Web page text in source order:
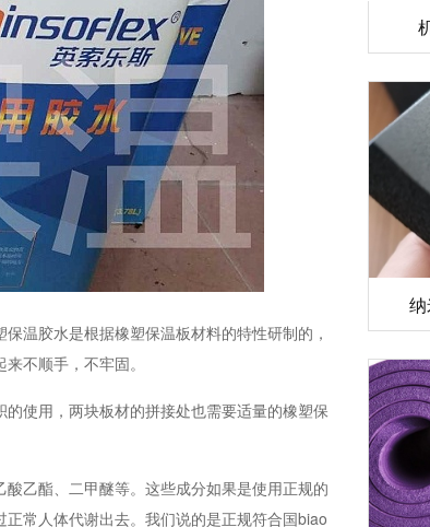
温胶水是根据橡塑保温板材料的特性研制的，
不顺手，不牢固。
使用，两块板材的拼接处也需要适量的橡塑保
乙酯、二甲醚等。这些成分如果是使用正规的
常人体代谢出去。我们说的是正规符合国biao